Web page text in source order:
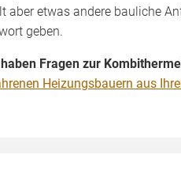
aber etwas andere bauliche
geben.
Fragen zur
Heizungsbauern aus